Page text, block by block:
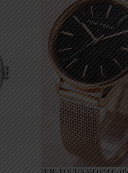
MINI FOCUS MF0044L.05